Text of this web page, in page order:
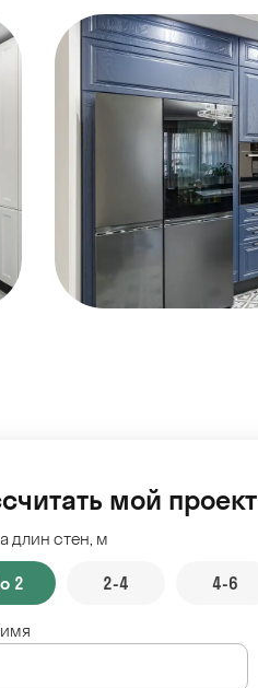
мой проект
длин стен, м
2 2-4 4-6